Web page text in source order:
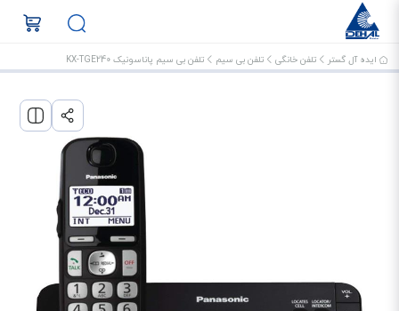
ایده آل گستر تلفن خانگی تلفن بی سیم تلفن بی سیم پاناسونیک KX-TGE240